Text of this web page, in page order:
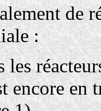
de
:
les
encore en